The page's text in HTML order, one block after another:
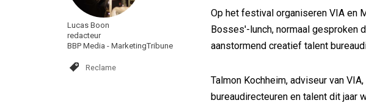
Lucas Boon
redacteur
BBP Media - MarketingTribune
Reclame
Op het festival organiseren VIA en
Bosses'-lunch, normaal gesproken
aanstormend creatief talent
Talmon Kochheim, adviseur van
bureaudirecteuren en talent dit jaar